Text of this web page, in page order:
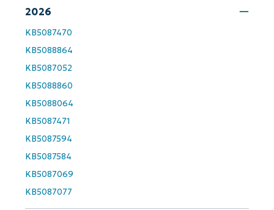
2026
KB5087470
KB5088864
KB5087052
KB5088860
KB5088064
KB5087471
KB5087594
KB5087584
KB5087069
KB5087077
Prénom
Business
email*
Phone
number*
Pays
Company